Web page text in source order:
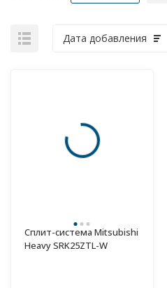
Дата добавления
Сплит-система Mitsubishi
Heavy SRK25ZTL-W